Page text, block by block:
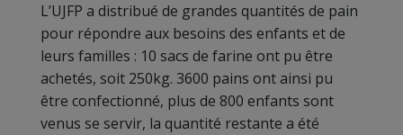
L’UJFP a distribué de grandes quantités de pain
pour répondre aux besoins des enfants et de
leurs familles : 10 sacs de farine ont pu être
achetés, soit 250kg. 3600 pains ont ainsi pu
être confectionné, plus de 800 enfants sont
venus se servir, la quantité restante a été